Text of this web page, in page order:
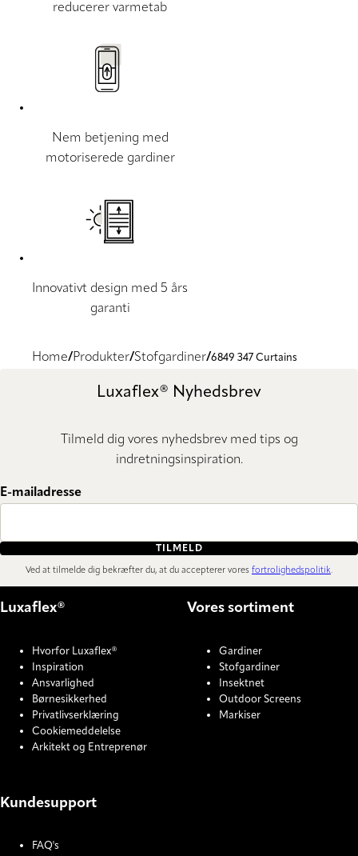
reducerer varmetab
Nem betjening med
motoriserede gardiner
Innovativt design med 5 års
garanti
Home Produkter Stofgardiner 6849 347 Curtains
Luxaflex® Nyhedsbrev
Tilmeld dig vores nyhedsbrev med tips og
indretningsinspiration.
E-mailadresse
TILMELD
Ved at tilmelde dig bekræfter du, at du accepterer vores fortrolighedspolitik.
Luxaflex®
Hvorfor Luxaflex®
Inspiration
Ansvarlighed
Børnesikkerhed
Privatlivserklæring
Cookiemeddelelse
Arkitekt og Entreprenør
Vores sortiment
Gardiner
Stofgardiner
Insektnet
Outdoor Screens
Markiser
Kundesupport
FAQ's